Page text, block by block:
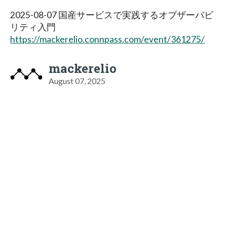
2025-08-07 国産サービスで実践するオブザーバビ
リティ入門
https://mackerelio.connpass.com/event/361275/
mackerelio
August 07, 2025